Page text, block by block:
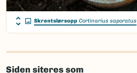
Skrentslørsopp Cortinarius saporatus
Siden siteres som